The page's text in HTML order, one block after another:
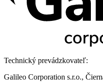
Technický prevádzkovateľ:
Galileo Corporation s.r.o.,